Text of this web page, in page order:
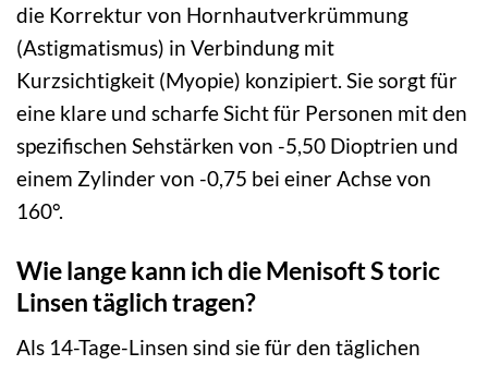
die Korrektur von Hornhautverkrümmung
(Astigmatismus) in Verbindung mit
Kurzsichtigkeit (Myopie) konzipiert. Sie sorgt für
eine klare und scharfe Sicht für Personen mit den
spezifischen Sehstärken von -5,50 Dioptrien und
einem Zylinder von -0,75 bei einer Achse von
160°.
Wie lange kann ich die Menisoft S toric
Linsen täglich tragen?
Als 14-Tage-Linsen sind sie für den täglichen